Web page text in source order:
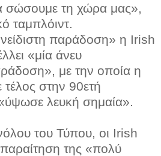
σώσουμε τη χώρα μας»,
ταμπλόιντ.
παράδοση» η Irish
«μία άνευ
με την οποία η
στην 90ετή
λευκή σημαία».
του Τύπου, οι Irish
της «πολύ